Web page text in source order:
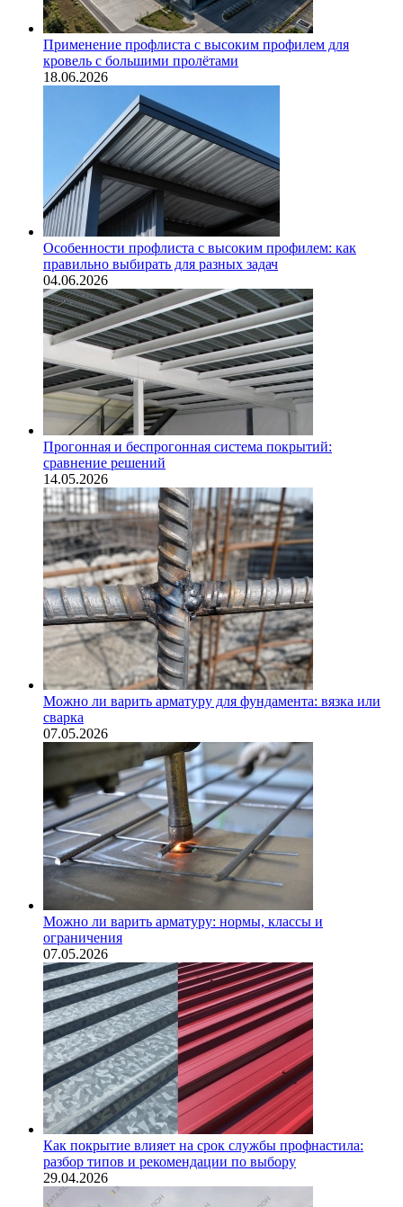
Применение профлиста с высоким профилем для
кровель с большими пролётами
18.06.2026
Особенности профлиста с высоким профилем: как
правильно выбирать для разных задач
04.06.2026
Прогонная и беспрогонная система покрытий:
сравнение решений
14.05.2026
Можно ли варить арматуру для фундамента: вязка или
сварка
07.05.2026
Можно ли варить арматуру: нормы, классы и
ограничения
07.05.2026
Как покрытие влияет на срок службы профнастила:
разбор типов и рекомендации по выбору
29.04.2026